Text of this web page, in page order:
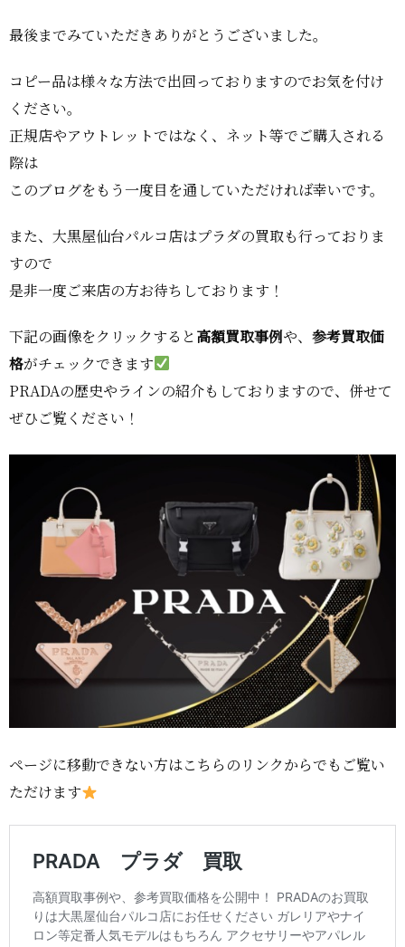
最後までみていただきありがとうございました。
コピー品は様々な方法で出回っておりますのでお気を付け
ください。
正規店やアウトレットではなく、ネット等でご購入される
際は
このブログをもう一度目を通していただければ幸いです。
また、大黒屋仙台パルコ店はプラダの買取も行っておりま
すので
是非一度ご来店の方お待ちしております！
下記の画像をクリックすると高額買取事例や、 参考買取価
格がチェックできます
PRADAの歴史やラインの紹介もしておりますので、併せて
ぜひご覧ください！
ページに移動できない方はこちらのリンクからでもご覧い
ただけます